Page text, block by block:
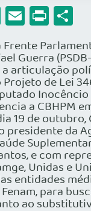
LinkedIn
Email
Print
Guerra
articulação
de Lei
Inocêncio
a CBHPM
19 de
presidente da
e com
Unidas e
entidades
Fenam, para
ao